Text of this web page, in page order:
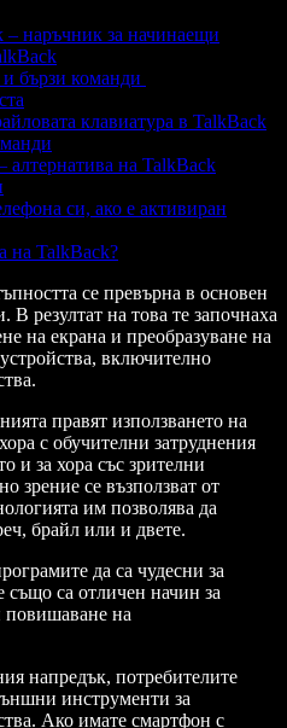
– наръчник за начинаещи
бързи команди
клавиатура в TalkBack
алтернатива на TalkBack
си, ако е активиран
на TalkBack?
се превърна в основен
резултат на това те започнаха
на екрана и преобразуване на
включително
правят използването на
с обучителни затруднения
и за хора със зрителни
зрение се възползват от
им позволява да
брайл или и двете.
да са чудесни за
също са отличен начин за
повишаване на
напредък, потребителите
инструменти за
Ако имате смартфон с